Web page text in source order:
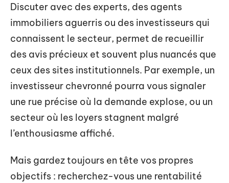
Discuter avec des experts, des agents
immobiliers aguerris ou des investisseurs qui
connaissent le secteur, permet de recueillir
des avis précieux et souvent plus nuancés que
ceux des sites institutionnels. Par exemple, un
investisseur chevronné pourra vous signaler
une rue précise où la demande explose, ou un
secteur où les loyers stagnent malgré
l’enthousiasme affiché.
Mais gardez toujours en tête vos propres
objectifs : recherchez-vous une rentabilité